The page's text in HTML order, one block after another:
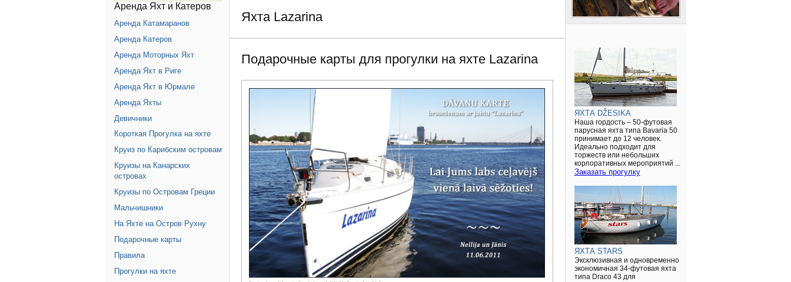
Яхта Lazarina
Подарочные карты для прогулки на яхте Lazarina
Аренда Яхт и Катеров
Аренда Катамаранов
Аренда Катеров
Аренда Моторных Яхт
Аренда Яхт в Риге
Аренда Яхт в Юрмале
Аренда Яхты
Девичники
Короткая Прогулка на яхте
Круиз по Карибским островам
Круизы на Канарских
островах
Круизы по Островам Греции
Мальчишники
На Яхте на Остров Рухну
Подарочные карты
Правила
Прогулки на яхте
ЯХТА DŽESIKA
Наша гордость – 50-футовая
парусная яхта типа Bavaria 50
принимает до 12 человек.
Идеально подходит для
торжеств или небольших
корпоративных мероприятий ...
Заказать прогулку
ЯХТА STARS
Эксклюзивная и одновременно
экономичная 34-футовая яхта
типа Draco 43 для